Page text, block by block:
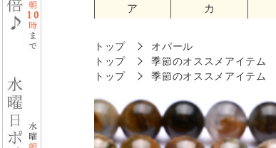
ア カ
トップ
オパール
トップ
季節のオススメアイテム
トップ
季節のオススメアイテム